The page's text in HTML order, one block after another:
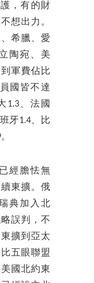
，有​​的財
想出力。
希臘、愛
陶宛、美
軍費佔比
國皆不達
1.3、法國
牙1.4、比
經膽怯無
東擴。俄
典加入北
誤判，不
擴到亞太
五眼聯盟
國北約東